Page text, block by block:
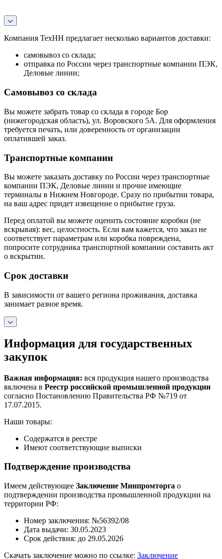
Компания ТехНН предлагает несколько вариантов доставки:
самовывоз со склада;
отправка по России через транспортные компании ПЭК,
Деловые линии;
Самовывоз со склада
Вы можете забрать товар со склада в городе Бор
(нижегородская область), ул. Воровского 5А. Для оформления
требуется печать, или доверенность от организации
оплатившей заказ.
Транспортные компании
Вы можете заказать доставку по России через транспортные
компании ПЭК, Деловые линии и прочие имеющие
терминалы в Нижнем Новгороде. Сразу по прибытии товара,
на ваш адрес придет извещение о прибытие груза.
Перед оплатой вы можете оценить состояние коробки (не
вскрывая): вес, целостность. Если вам кажется, что заказ не
соответствует параметрам или коробка повреждена,
попросите сотрудника транспортной компании составить акт
о вскрытии.
Срок доставки
В зависимости от вашего региона проживания, доставка
занимает разное время.
Информация для государственных
закупок
Важная информация: вся продукция нашего производства
включена в Реестр российской промышленной продукции
согласно Постановлению Правительства РФ №719 от
17.07.2015.
Наши товары:
Содержатся в реестре
Имеют соответствующие выписки
Подтверждение производства
Имеем действующее Заключение Минпромторга о
подтверждении производства промышленной продукции на
территории РФ:
Номер заключения: №56392/08
Дата выдачи: 30.05.2023
Срок действия: до 29.05.2026
Скачать заключение можно по ссылке: Заключение